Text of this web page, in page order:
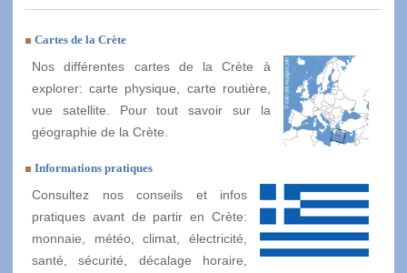
Cartes de la Crète
Nos différentes cartes de la Crète à
explorer: carte physique, carte routière,
vue satellite. Pour tout savoir sur la
géographie de la Crète.
Informations pratiques
Consultez nos conseils et infos
pratiques avant de partir en Crète:
monnaie, météo, climat, électricité,
santé, sécurité, décalage horaire,